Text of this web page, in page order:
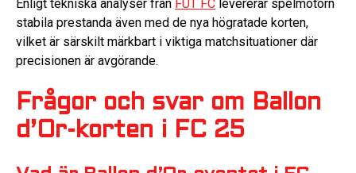
Enligt tekniska analyser från FUT FC levererar spelmotorn
stabila prestanda även med de nya högratade korten,
vilket är särskilt märkbart i viktiga matchsituationer där
precisionen är avgörande.
Frågor och svar om Ballon
d’Or-korten i FC 25